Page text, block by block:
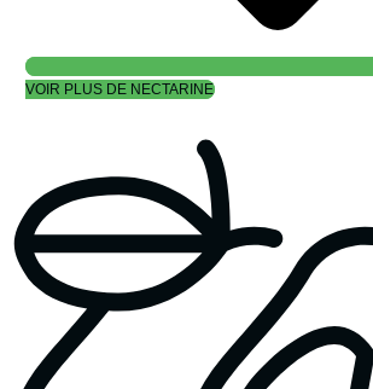
VOIR PLUS DE NECTARINE